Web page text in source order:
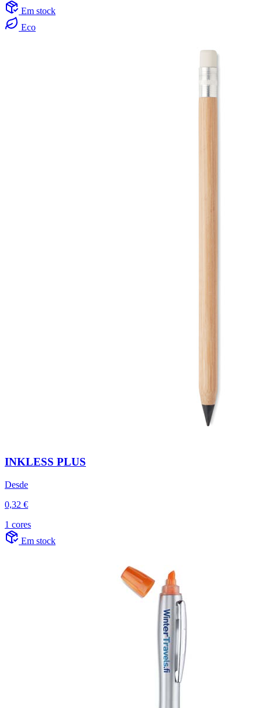
Em stock
Eco
INKLESS PLUS
Desde
0,32 €
1 cores
Em stock